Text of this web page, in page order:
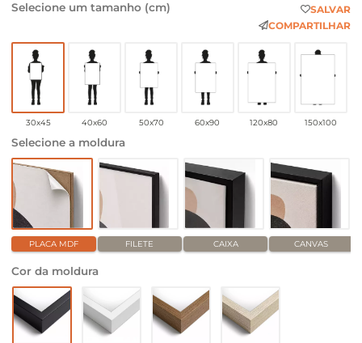
Selecione um tamanho (cm)
SALVAR
COMPARTILHAR
30x45 40x60 50x70 60x90 120x80 150x100
Selecione a moldura
PLACA MDF FILETE CAIXA CANVAS
Cor da moldura